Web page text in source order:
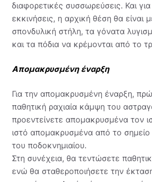
διαφορετικές συσσωρεύσεις. Και
εκκινήσεις, η αρχική θέση θα είναι
σπονδυλική στήλη, τα γόνατα
και τα πόδια να κρέμονται από το
Απομακρυσμένη έναρξη
Για την απομακρυσμένη έναρξη,
παθητική ραχιαία κάμψη του
προεντείνετε απομακρυσμένα τον
ιστό απομακρυσμένα από το
του ποδοκνημιαίου.
Στη συνέχεια, θα τεντώσετε
ενώ θα σταθεροποιήσετε την